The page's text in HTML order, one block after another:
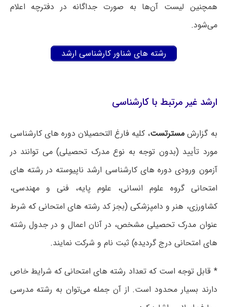
همچنین لیست آن‌ها به صورت جداگانه در دفترچه اعلام
می‌شود.
رشته های شناور کارشناسی ارشد
ارشد غیر مرتبط با کارشناسی
به گزارش مسترتست، کلیه فارغ التحصیلان دوره های کارشناسی
مورد تأیید (بدون توجه به نوع مدرک تحصیلی) می توانند در
آزمون ورودی دوره های کارشناسی ارشد ناپیوسته در رشته های
امتحانی گروه علوم انسانی، علوم پایه، فنی و مهندسی،
کشاورزی، هنر و دامپزشکی (بجز کد رشته های امتحانی که شرط
عنوان مدرک تحصیلی مشخص، در آنان اعمال و در جدول رشته
های امتحانی درج گردیده) ثبت نام و شرکت نمایند.
* قابل توجه است که تعداد رشته های امتحانی که شرایط خاص
دارند بسیار محدود است. از آن جمله می‌توان به رشته مدرسی